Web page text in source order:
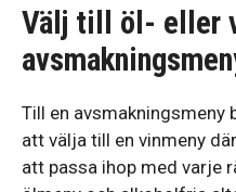
Välj till öl- eller
Till en
att välja till en vinmeny
att passa ihop med varje